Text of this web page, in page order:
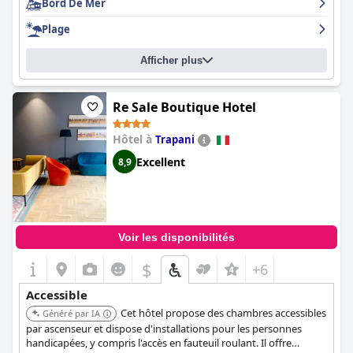
Bord De Mer
Plage
Afficher plus
Re Sale Boutique Hotel
Hôtel à Trapani
8,9 Excellent
Voir les disponibilités
$ +6
Accessible
Généré par IA
Cet hôtel propose des chambres accessibles
par ascenseur et dispose d'installations pour les personnes
handicapées, y compris l'accès en fauteuil roulant. Il offre